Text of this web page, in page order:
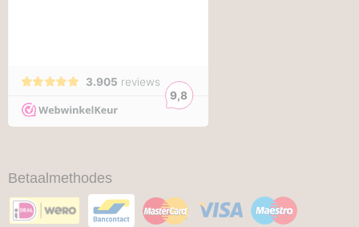
Betaalmethodes